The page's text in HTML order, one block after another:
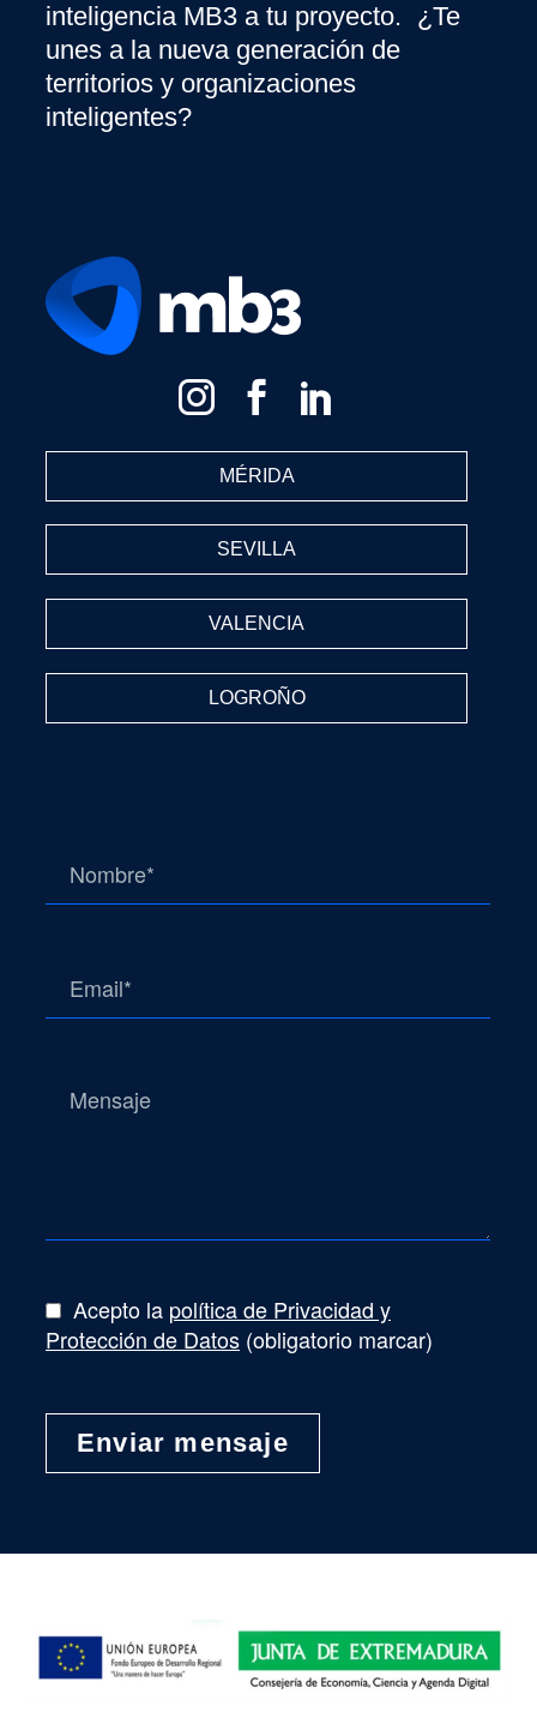
inteligencia MB3 a tu proyecto. ¿Te
unes a la nueva generación de
territorios y organizaciones
inteligentes?
MÉRIDA
SEVILLA
VALENCIA
LOGROÑO
Acepto la política de Privacidad y
Protección de Datos (obligatorio marcar)